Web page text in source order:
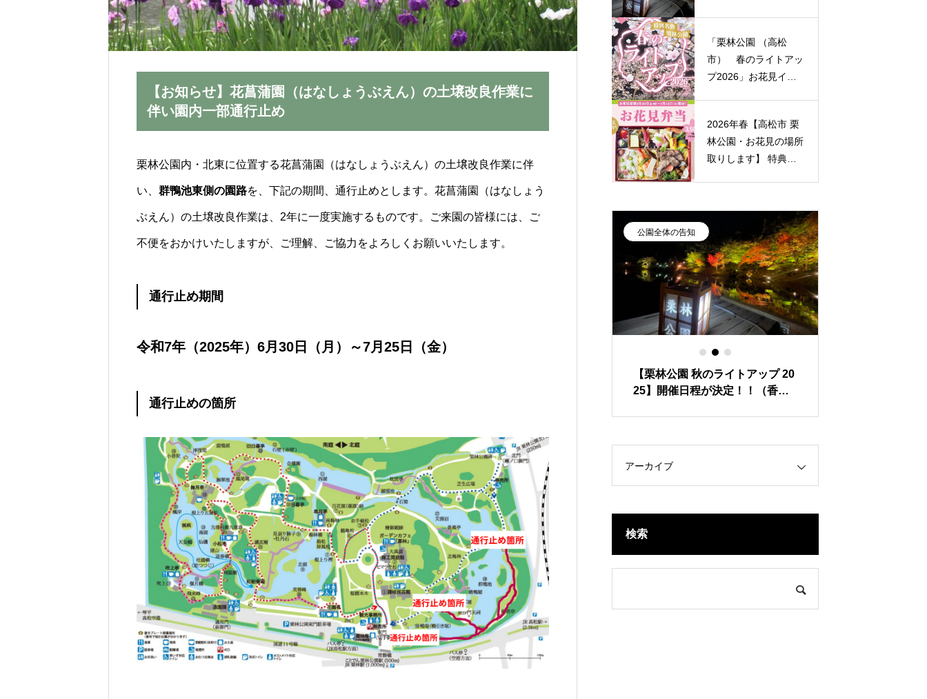
【お知らせ】花菖蒲園（はなしょうぶえん）の土壌改良作業に
伴い園内一部通行止め
栗林公園内・北東に位置する花菖蒲園（はなしょうぶえん）の土壌改良作業に伴
い、 群鴨池東側の園路を、下記の期間、通行止めとします。花菖蒲園（はなしょう
ぶえん）の土壌改良作業は、2年に一度実施するものです。ご来園の皆様には、ご
不便をおかけいたしますが、ご理解、ご協力をよろしくお願いいたします。
通行止め期間
令和7年（2025年）6月30日（月）～7月25日（金）
通行止めの箇所
「栗林公園 （高松
市） 春のライトアッ
プ2026」お花見イベ
2026年春【高松市 栗
林公園・お花見の場所
取りします】 特典付
公園全体の告知
【栗林公園 秋のライトアップ 20
25】開催日程が決定！！（香川
アーカイブ
検索